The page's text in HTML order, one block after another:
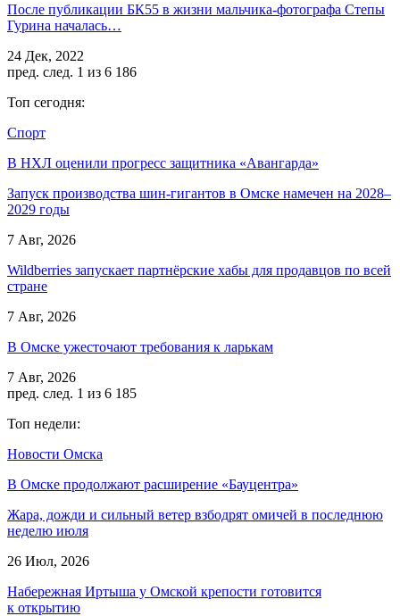
После публикации БК55 в жизни мальчика-фотографа Степы
Гурина началась…
24 Дек, 2022
пред. след. 1 из 6 186
Топ сегодня:
Спорт
В НХЛ оценили прогресс защитника «Авангарда»
Запуск производства шин-гигантов в Омске намечен на 2028–
2029 годы
7 Авг, 2026
Wildberries запускает партнёрские хабы для продавцов по всей
стране
7 Авг, 2026
В Омске ужесточают требования к ларькам
7 Авг, 2026
пред. след. 1 из 6 185
Топ недели:
Новости Омска
В Омске продолжают расширение «Бауцентра»
Жара, дожди и сильный ветер взбодрят омичей в последнюю
неделю июля
26 Июл, 2026
Набережная Иртыша у Омской крепости готовится
к открытию